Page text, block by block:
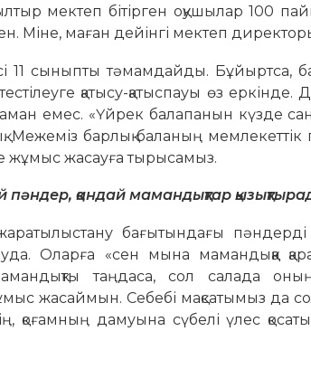
мектеп бітірген оқушылар 100
Міне, маған дейінгі мектеп
11 сыныпты тәмамдайды. Бұйыртса,
қатысу-қатыспауы өз
емес. «Үйрек балапанын күзде
Межеміз барлық баланың
жұмыс жасауға тырысамыз.
пәндер, қандай мамандықтар
бағытындағы
Оларға «сен мына мамандыққа
таңдаса, сол салада оның
жасаймын. Себебі мақсатымыз да
қоғамның дамуына сүбелі үлес